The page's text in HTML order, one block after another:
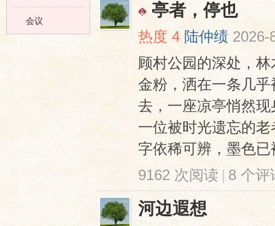
亭者，停也
热度 4 陆仲绩 2026-
顾村公园的深处，
金粉，洒在一条几
去，一座凉亭悄然
一位被时光遗忘的
字依稀可辨，墨色
9162 次阅读 | 8 个评
河边遐想
会议